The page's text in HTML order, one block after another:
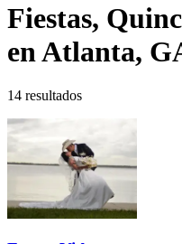
Fiestas,
en Atlanta,
14 resultados